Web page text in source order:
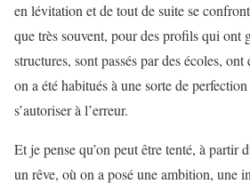
en lévitation et de tout de suite se
que très souvent, pour des profils qui ont
structures, sont passés par des écoles, ont
on a été habitués à une sorte de
s’autoriser à l’erreur.
Et je pense qu’on peut être tenté, à partir
un rêve, où on a posé une ambition, une